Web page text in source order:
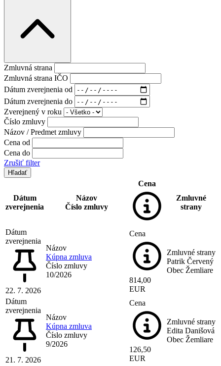
Zmluvná strana
Zmluvná strana IČO
Dátum zverejnenia od
Dátum zverejnenia do
Zverejnený v roku
Číslo zmluvy
Názov / Predmet zmluvy
Cena od
Cena do
Zrušiť filter
Dátum
zverejnenia
Názov
Číslo zmluvy
Cena
Zmluvné
strany
Dátum
zverejnenia
22. 7. 2026
Názov
Kúpna zmluva
Číslo zmluvy
10/2026
Cena
814,00
EUR
Zmluvné strany
Patrik Červený
Obec Žemliare
Dátum
zverejnenia
21. 7. 2026
Názov
Kúpna zmluva
Číslo zmluvy
9/2026
Cena
126,50
EUR
Zmluvné strany
Edita Danišová
Obec Žemliare